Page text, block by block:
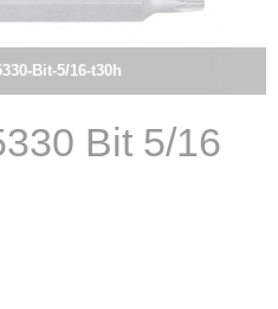
Bit-5/16-t30h
Bit 5/16